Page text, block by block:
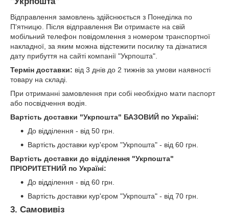
Відправлення замовлень здійснюється з Понеділка по
П'ятницю. Після відправлення Ви отримаєте на свій
мобільний телефон повідомлення з номером транспортної
накладної, за яким можна відстежити посилку та дізнатися
дату прибуття на сайті компанії "Укрпошта".
Термін доставки: від 3 днів до 2 тижнів за умови наявності
товару на складі.
При отриманні замовлення при собі необхідно мати паспорт
або посвідчення водія.
Вартість доставки "Укрпошта" БАЗОВИЙ по Україні:
До відділення - від 50 грн.
Вартість доставки кур'єром "Укрпошта" - від 60 грн.
Вартість доставки до відділення "Укрпошта"
ПРІОРИТЕТНИЙ по Україні:
До відділення - від 60 грн.
Вартість доставки кур'єром "Укрпошта" - від 70 грн.
3. Самовивіз